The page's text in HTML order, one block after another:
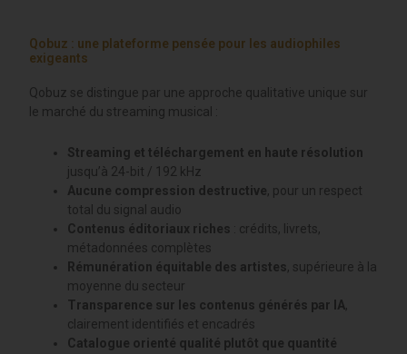
Qobuz : une plateforme pensée pour les audiophiles
exigeants
Qobuz se distingue par une approche qualitative unique sur
le marché du streaming musical :
Streaming et téléchargement en haute résolution
jusqu’à 24-bit / 192 kHz
Aucune compression destructive, pour un respect
total du signal audio
Contenus éditoriaux riches : crédits, livrets,
métadonnées complètes
Rémunération équitable des artistes, supérieure à la
moyenne du secteur
Transparence sur les contenus générés par IA,
clairement identifiés et encadrés
Catalogue orienté qualité plutôt que quantité